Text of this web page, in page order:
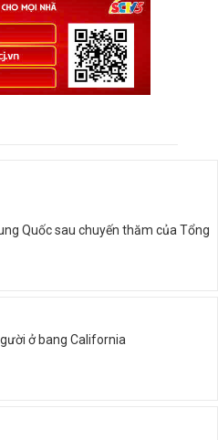
Quốc sau chuyến thăm của Tổng
ở bang California